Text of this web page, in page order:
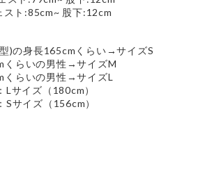
ト:85cm~ 股下:12cm
)の身長165cmくらい→サイズS
くらいの男性→サイズM
くらいの男性→サイズL
サイズ（180cm）
サイズ（156cm）